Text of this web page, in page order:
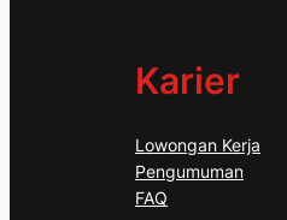
Karier
Lowongan Kerja
Pengumuman
FAQ